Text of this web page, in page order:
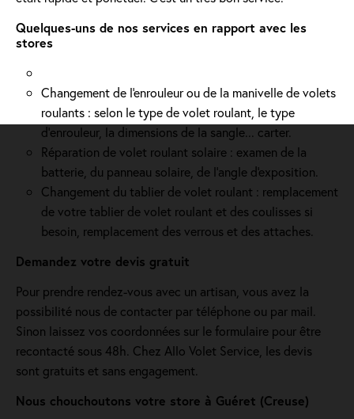
Quelques-uns de nos services en rapport avec les
stores
Changement de l'enrouleur ou de la manivelle de volets
roulants : selon le type de volet roulant, le type
d’enrouleur, la dimensions de la sangle... carter.
Réparation de volet roulant solaire : examen de la
batterie, du panneau solaire, de l'angle d'exposition.
Changement du tablier de volet roulant : remplacement
de votre tablier de volet roulant et des coulisses si
besoin, remplacement des verrous et des attaches.
Demandez votre devis gratuit
Pour prendre rendez-vous avec un artisan, vous avez la
possibilité nous de contacter par téléphone ou par mail.
Sinon laissez vos coordonnées sur le formulaire pour être
recontacté sous 48h. Chez Allo Volet Service, les devis
sont gratuits et sans engagement.
Nous chouchoutons votre store à Guéret (Creuse)